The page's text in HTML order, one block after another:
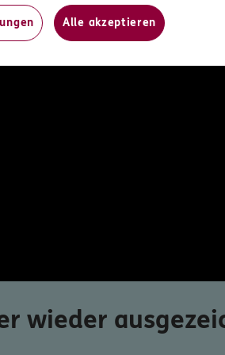
wieder
Alle akzeptieren